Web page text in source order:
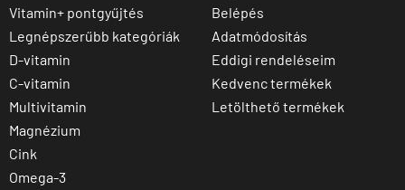
Vitamin+ pontgyűjtés
Legnépszerűbb kategóriák
D-vitamin
C-vitamin
Multivitamin
Magnézium
Cink
Omega-3
Belépés
Adatmódosítás
Eddigi rendeléseim
Kedvenc termékek
Letölthető termékek